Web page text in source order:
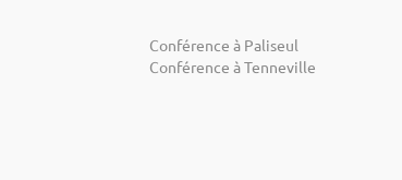
Conférence à Paliseul
Conférence à Tenneville